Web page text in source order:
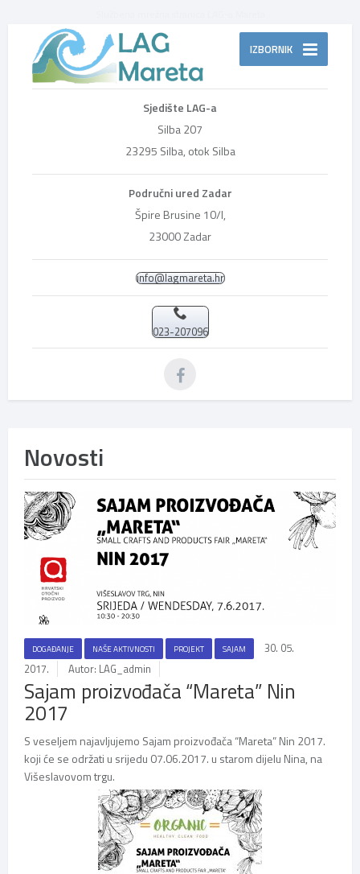
IZBORNIK
Sjedište LAG-a
Silba 207
23295 Silba, otok Silba
Područni ured Zadar
Špire Brusine 10/I,
23000 Zadar
info@lagmareta.hr
023-207096
Novosti
DOGAĐANJE NAŠE AKTIVNOSTI PROJEKT SAJAM
30. 05.
2017.
Autor: LAG_admin
Sajam proizvođača “Mareta” Nin
2017
S veseljem najavljujemo Sajam proizvođača “Mareta” Nin 2017.
koji će se održati u srijedu 07.06.2017. u starom dijelu Nina, na
Višeslavovom trgu.